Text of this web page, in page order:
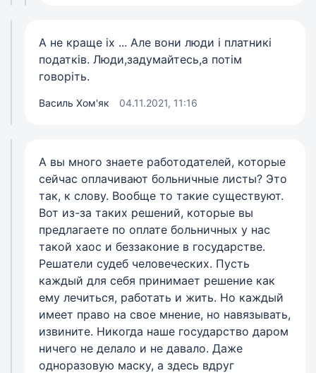
А не краще іх ... Але вони люди і платникі
податків. Люди,задумайтесь,а потім
говоріть.
Василь Хом'як 04.11.2021, 11:16
А вы много знаете работодателей, которые
сейчас оплачивают больничные листы? Это
так, к слову. Вообще то такие существуют.
Вот из-за таких решений, которые вы
предлагаете по оплате больничных у нас
такой хаос и беззаконие в государстве.
Решатели судеб человеческих. Пусть
каждый для себя принимает решение как
ему лечиться, работать и жить. Но каждый
имеет право на свое мнение, но навязывать,
извините. Никогда наше государство даром
ничего не делало и не давало. Даже
одноразовую маску, а здесь вдруг